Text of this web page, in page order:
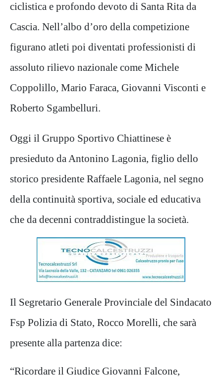
ciclistica e profondo devoto di Santa Rita da
Cascia. Nell’albo d’oro della competizione
figurano atleti poi diventati professionisti di
assoluto rilievo nazionale come Michele
Coppolillo, Mario Faraca, Giovanni Visconti e
Roberto Sgambelluri.
Oggi il Gruppo Sportivo Chiattinese è
presieduto da Antonino Lagonia, figlio dello
storico presidente Raffaele Lagonia, nel segno
della continuità sportiva, sociale ed educativa
che da decenni contraddistingue la società.
Il Segretario Generale Provinciale del Sindacato
Fsp Polizia di Stato, Rocco Morelli, che sarà
presente alla partenza dice:
“Ricordare il Giudice Giovanni Falcone,